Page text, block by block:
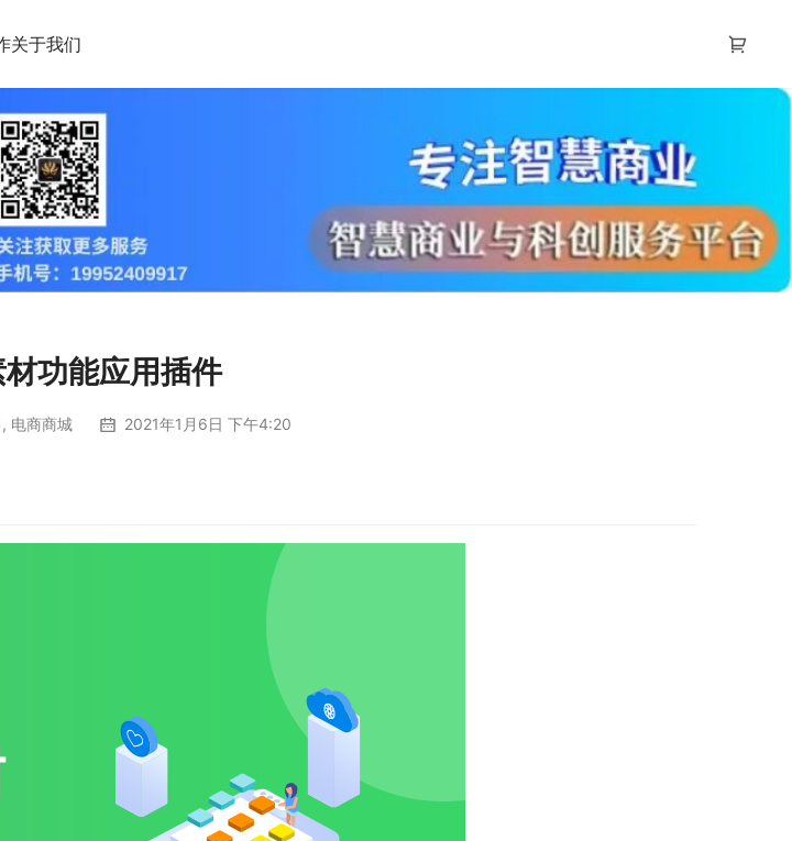
关于我们
功能应用插件
, 电商商城 2021年1月6日 下午4:20